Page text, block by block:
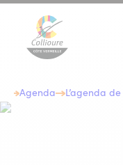
Agenda L’agenda